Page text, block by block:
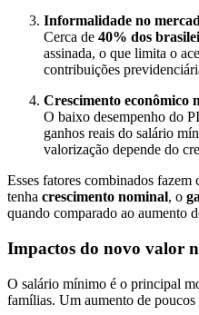
Informalidade no
Cerca de 40% dos
assinada, o que limita o
contribuições
Crescimento econômico
O baixo desempenho do
ganhos reais do salário
valorização depende do
Esses fatores combinados
tenha crescimento nominal, o
quando comparado ao aumento
Impactos do novo valor
O salário mínimo é o principal
famílias. Um aumento de